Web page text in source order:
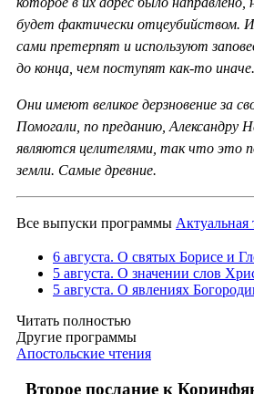
будет фактически отцеубийством.
сами претерпят и используют
до конца, чем поступят как-то иначе.
Они имеют великое дерзновение за
Помогали, по преданию, Александру
являются целителями, так что это
земли. Самые древние.
Все выпуски программы Актуальная
6 августа. О святых Борисе и
5 августа. О значении слов
5 августа. О явлениях
Читать полностью
Другие программы
Апостольские чтения
Второе послание к